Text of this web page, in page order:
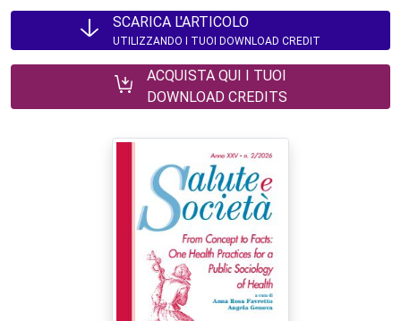
SCARICA L'ARTICOLO
UTILIZZANDO I TUOI DOWNLOAD CREDIT
ACQUISTA QUI I TUOI
DOWNLOAD CREDITS